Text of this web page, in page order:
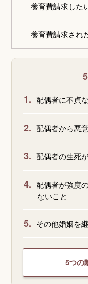
養育費請求した
養育費請求され
1. 配偶者に不貞
2. 配偶者から悪
3. 配偶者の生死
4. 配偶者が強度
ないこと
5. その他婚姻を
5つの